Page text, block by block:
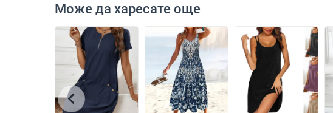
Може да харесате още
chevron_left